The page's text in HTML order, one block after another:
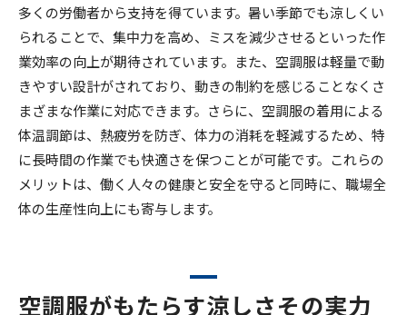
多くの労働者から支持を得ています。暑い季節でも涼しくい
られることで、集中力を高め、ミスを減少させるといった作
業効率の向上が期待されています。また、空調服は軽量で動
きやすい設計がされており、動きの制約を感じることなくさ
まざまな作業に対応できます。さらに、空調服の着用による
体温調節は、熱疲労を防ぎ、体力の消耗を軽減するため、特
に長時間の作業でも快適さを保つことが可能です。これらの
メリットは、働く人々の健康と安全を守ると同時に、職場全
体の生産性向上にも寄与します。
空調服がもたらす涼しさその実力